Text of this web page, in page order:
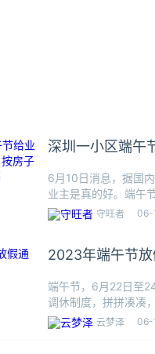
深圳一小区端午
6月10日消息，据国
业主是真的好。端午
数百元或上千
守旺者 06-
2023年端午节
端午节，6月22日至
调休制度，拼拼凑凑
注意安全和云梦泽 06-